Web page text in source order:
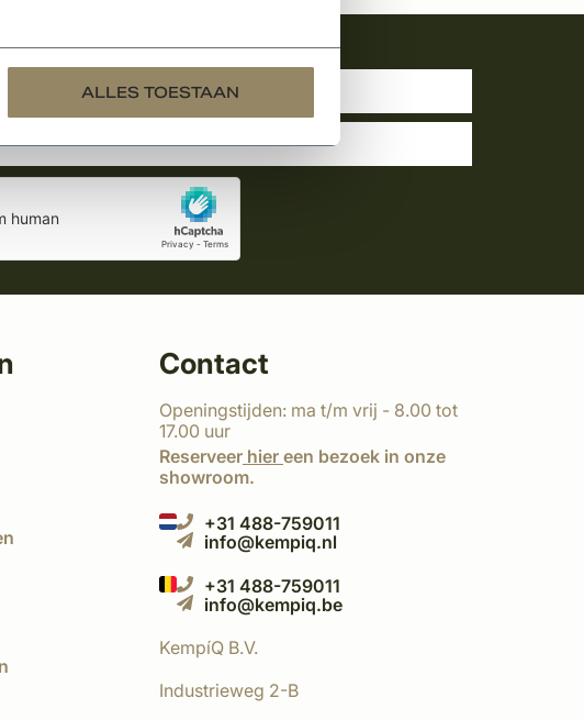
ALLES TOESTAAN
de nieuwsbrief
Contact
Openingstijden: ma t/m vrij - 8.00 tot
17.00 uur
Reserveer hier een bezoek in onze
showroom.
+31 488-759011
info@kempiq.nl
+31 488-759011
info@kempiq.be
KempíQ B.V.
Industrieweg 2-B